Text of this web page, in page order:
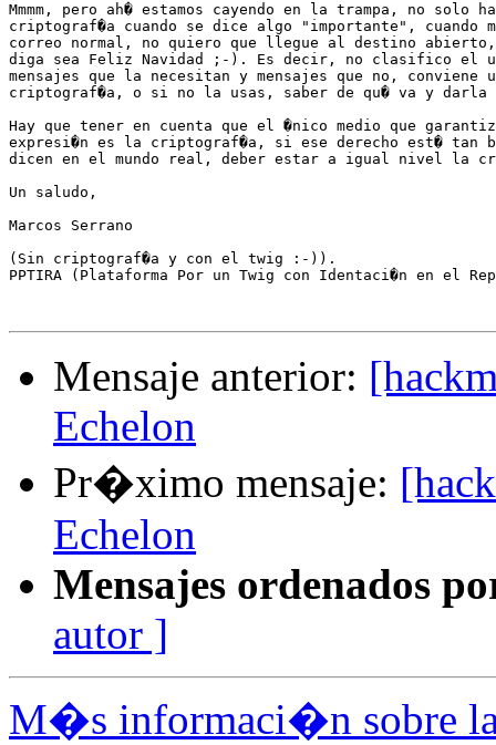
Mmmm, pero ah� estamos cayendo en la trampa, no solo
criptograf�a cuando se dice algo "importante", cuando
correo normal, no quiero que llegue al destino
diga sea Feliz Navidad ;-). Es decir, no clasifico el
mensajes que la necesitan y mensajes que no, conviene
criptograf�a, o si no la usas, saber de qu� va y darla
Hay que tener en cuenta que el �nico medio que
expresi�n es la criptograf�a, si ese derecho est� tan
dicen en el mundo real, deber estar a igual nivel la
Un saludo,
Marcos Serrano
(Sin criptograf�a y con el twig :-)).
PPTIRA (Plataforma Por un Twig con Identaci�n en el
Mensaje anterior:
Echelon
Pr�ximo mensaje:
Echelon
Mensajes ordenados
autor ]
M�s informaci�n sobre